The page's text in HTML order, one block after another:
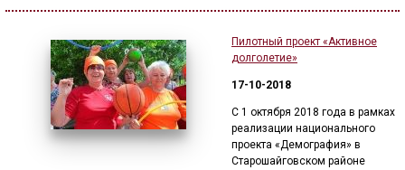
Пилотный проект «Активное
долголетие»
17-10-2018
С 1 октября 2018 года в рамках
реализации национального
проекта «Демография» в
Старошайговском районе